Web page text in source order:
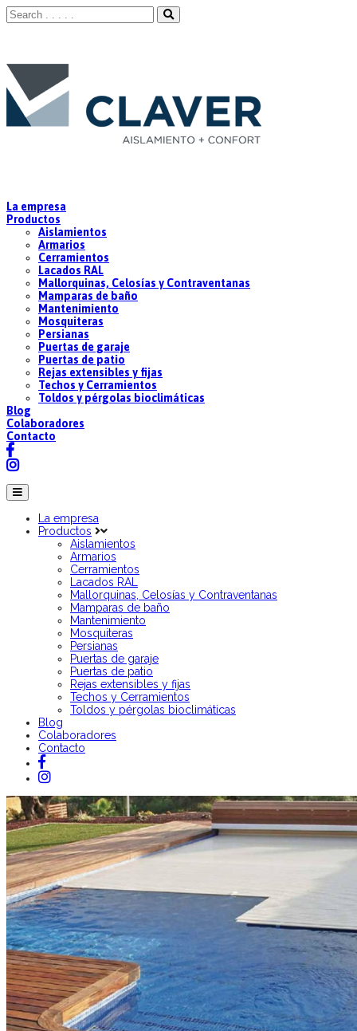
La empresa
Productos
Aislamientos
Armarios
Cerramientos
Lacados RAL
Mallorquinas, Celosías y Contraventanas
Mamparas de baño
Mantenimiento
Mosquiteras
Persianas
Puertas de garaje
Puertas de patio
Rejas extensibles y fijas
Techos y Cerramientos
Toldos y pérgolas bioclimáticas
Blog
Colaboradores
Contacto
La empresa
Productos
Aislamientos
Armarios
Cerramientos
Lacados RAL
Mallorquinas, Celosías y Contraventanas
Mamparas de baño
Mantenimiento
Mosquiteras
Persianas
Puertas de garaje
Puertas de patio
Rejas extensibles y fijas
Techos y Cerramientos
Toldos y pérgolas bioclimáticas
Blog
Colaboradores
Contacto